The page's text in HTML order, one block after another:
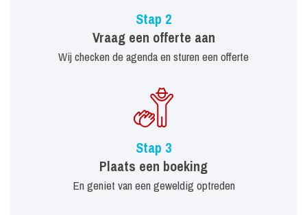
Stap 2
Vraag een offerte aan
Wij checken de agenda en sturen een offerte
Stap 3
Plaats een boeking
En geniet van een geweldig optreden